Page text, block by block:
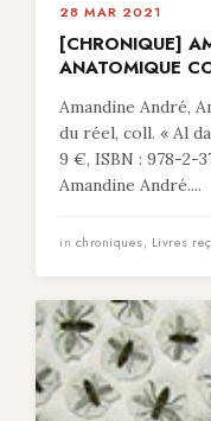
28 MAR 2021
[CHRONIQUE]
ANATOMIQUE
Amandine André,
du réel, coll. « Al
9 €, ISBN : 978-2-
Amandine André....
in chroniques, Livres